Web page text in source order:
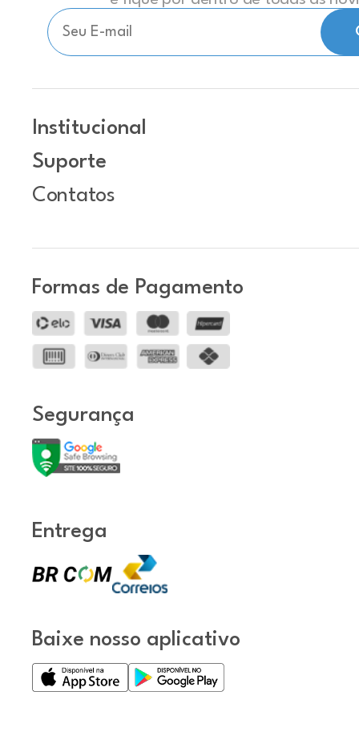
Institucional
Suporte
Contatos
Formas de Pagamento
Segurança
Entrega
Baixe nosso aplicativo